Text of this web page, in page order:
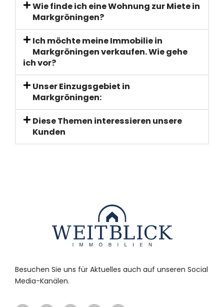
Wie finde ich eine Wohnung zur Miete in
Markgröningen?
Ich möchte meine Immobilie in
Markgröningen verkaufen. Wie gehe
ich vor?
Unser Einzugsgebiet in
Markgröningen:
Diese Themen interessieren unsere
Kunden
Besuchen Sie uns für Aktuelles auch auf unseren Social
Media-Kanälen.